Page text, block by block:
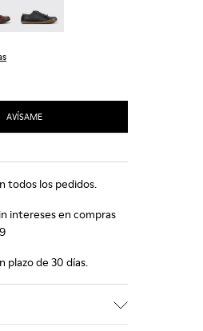
AVÍSAME
todos los pedidos.
intereses en compras
plazo de 30 días.